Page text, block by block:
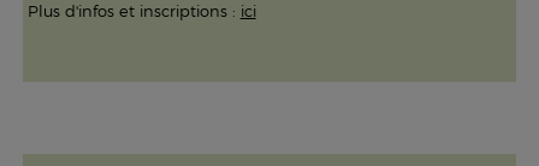
Plus d'infos et inscriptions : ici